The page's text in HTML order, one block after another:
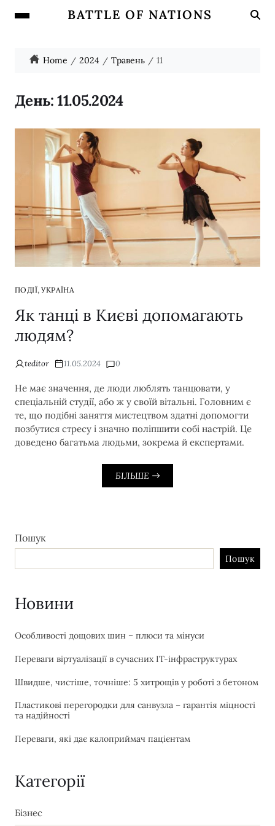
BATTLE OF NATIONS
Home 2024 Травень 11
День:11.05.2024
ПОДІЇ,УКРАЇНА
Як танці в Києві допомагають
людям?
teditor 11.05.2024 0
Не має значення, де люди люблять танцювати, у
спеціальній студії, або ж у своїй вітальні. Головним є
те, що подібні заняття мистецтвом здатні допомогти
позбутися стресу і значно поліпшити собі настрій. Це
доведено багатьма людьми, зокрема й експертами.
БІЛЬШЕ
Пошук
Пошук
Новини
Особливості дощових шин – плюси та мінуси
Переваги віртуалізації в сучасних IT-інфраструктурах
Швидше, чистіше, точніше: 5 хитрощів у роботі з бетоном
Пластикові перегородки для санвузла – гарантія міцності
та надійності
Переваги, які дає калоприймач пацієнтам
Категорії
Бізнес